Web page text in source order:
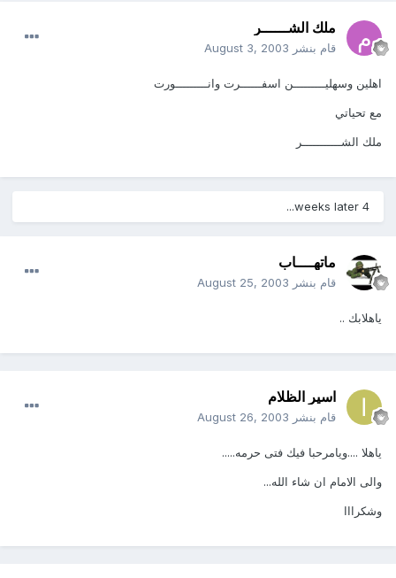
ملك الشــــــر
قام بنشر August 3, 2003
اهلين وسهليـــــــــن اسفــــــرت وانـــــــــورت
مع تحياتي
ملك الشـــــــــــر
4 weeks later...
ماتهــــاب
قام بنشر August 25, 2003
ياهلابك ..
اسير الظلام
قام بنشر August 26, 2003
ياهلا ....ويامرحبا فيك فتى حرمه.....
والى الامام ان شاء الله...
وشكرااا